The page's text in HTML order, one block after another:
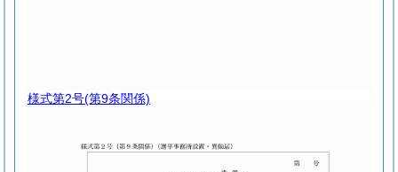
様式第2号(第9条関係)